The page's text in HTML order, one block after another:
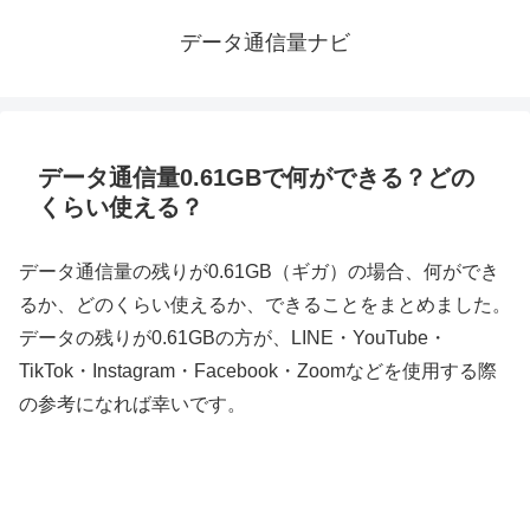
データ通信量ナビ
データ通信量0.61GBで何ができる？どの
くらい使える？
データ通信量の残りが0.61GB（ギガ）の場合、何ができ
るか、どのくらい使えるか、できることをまとめました。
データの残りが0.61GBの方が、LINE・YouTube・
TikTok・Instagram・Facebook・Zoomなどを使用する際
の参考になれば幸いです。